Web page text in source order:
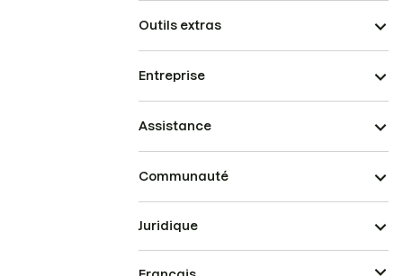
Outils extras
Entreprise
Assistance
Communauté
Juridique